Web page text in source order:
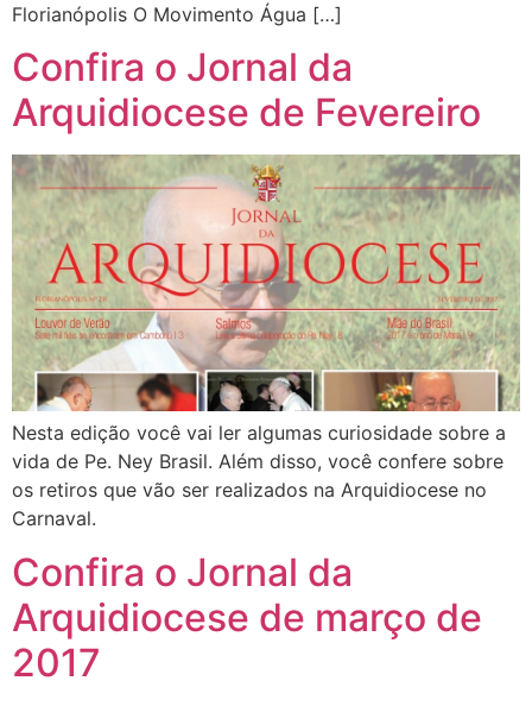
Florianópolis O Movimento Água […]
Confira o Jornal da
Arquidiocese de Fevereiro
Nesta edição você vai ler algumas curiosidade sobre a
vida de Pe. Ney Brasil. Além disso, você confere sobre
os retiros que vão ser realizados na Arquidiocese no
Carnaval.
Confira o Jornal da
Arquidiocese de março de
2017